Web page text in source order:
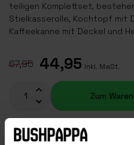
teiligen Komplettset,
Stielkasserolle, Kochtopf mit
Kaffeekanne mit Deckel und
67,95 44,95 Inkl. MwSt.
Zum
Auf Lager (1)